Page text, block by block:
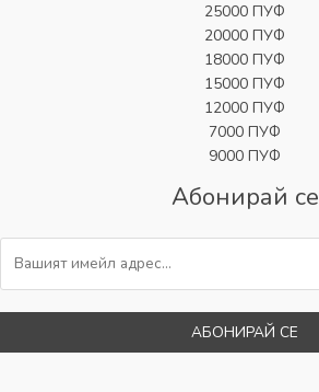
25000 ПУФ
20000 ПУФ
18000 ПУФ
15000 ПУФ
12000 ПУФ
7000 ПУФ
9000 ПУФ
Абонирай се
АБОНИРАЙ СЕ